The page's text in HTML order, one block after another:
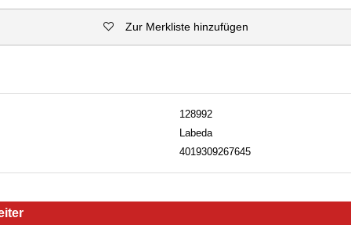
Zur Merkliste hinzufügen
128992
Labeda
4019309267645